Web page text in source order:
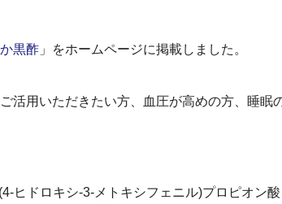
黒酢 」をホームページに掲載しました。
活用いただきたい方、血圧が高めの方、睡眠
ドロキシ-3-メトキシフェニル)プロピオン酸